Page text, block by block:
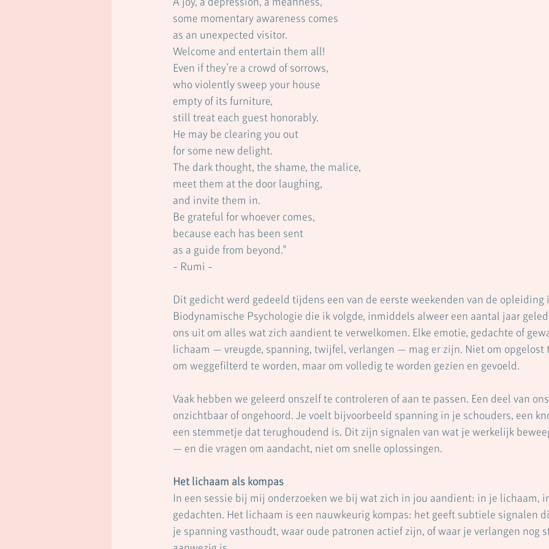
some momentary awareness comes
as an unexpected visitor.
Welcome and entertain them all!
Even if they’re a crowd of sorrows,
who violently sweep your house
empty of its furniture,
still treat each guest honorably.
He may be clearing you out
for some new delight.
The dark thought, the shame, the malice,
meet them at the door laughing,
and invite them in.
Be grateful for whoever comes,
because each has been sent
as a guide from beyond."
- Rumi -
Dit gedicht werd gedeeld tijdens een van de eerste weekenden van de
Biodynamische Psychologie die ik volgde, inmiddels alweer een aantal jaar
ons uit om alles wat zich aandient te verwelkomen. Elke emotie, gedachte of
lichaam — vreugde, spanning, twijfel, verlangen — mag er zijn. Niet om
om weggefilterd te worden, maar om volledig te worden gezien en gevoeld.
Vaak hebben we geleerd onszelf te controleren of aan te passen. Een deel van
onzichtbaar of ongehoord. Je voelt bijvoorbeeld spanning in je schouders, een
een stemmetje dat terughoudend is. Dit zijn signalen van wat je werkelijk
— en die vragen om aandacht, niet om snelle oplossingen.
Het lichaam als kompas
In een sessie bij mij onderzoeken we bij wat zich in jou aandient: in je lichaam,
gedachten. Het lichaam is een nauwkeurig kompas: het geeft subtiele signalen
je spanning vasthoudt, waar oude patronen actief zijn, of waar je verlangen nog